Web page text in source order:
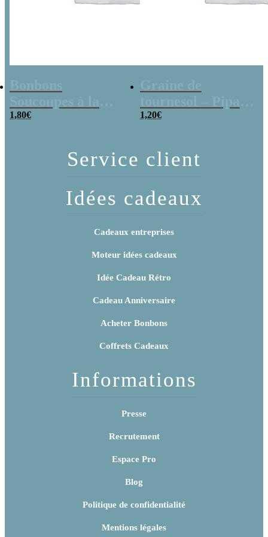
poudre (x20)
1,80€
x 3
1,20€
Service client
Idées cadeaux
Cadeaux entreprises
Moteur idées cadeaux
Idée Cadeau Rétro
Cadeau Anniversaire
Acheter Bonbons
Coffrets Cadeaux
Informations
Presse
Recrutement
Espace Pro
Blog
Politique de confidentialité
Mentions légales